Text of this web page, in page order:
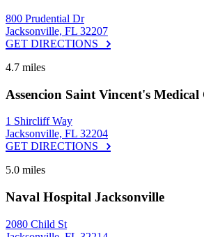
800 Prudential Dr
Jacksonville, FL 32207
GET DIRECTIONS
4.7 miles
Assencion Saint Vincent's Medical
1 Shircliff Way
Jacksonville, FL 32204
GET DIRECTIONS
5.0 miles
Naval Hospital Jacksonville
2080 Child St